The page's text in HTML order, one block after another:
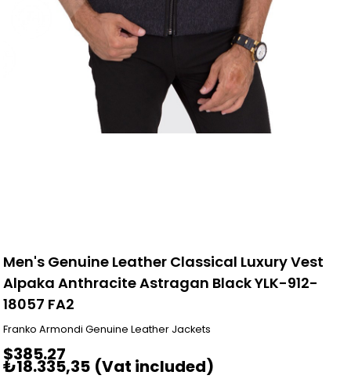
Men's Genuine Leather Classical Luxury Vest
Alpaka Anthracite Astragan Black YLK-912-
18057 FA2
Franko Armondi Genuine Leather Jackets
$385.27
₺18.335,35 (Vat included)